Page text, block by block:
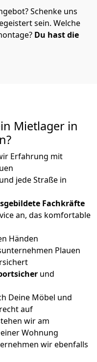
Schenke uns
sein. Welche
Du hast die
Mietlager in
Erfahrung mit
jede Straße in
Fachkräfte
an, das komfortable
Händen
Plauen
und
Deine Möbel und
auf
wir am
Wohnung
wir ebenfalls